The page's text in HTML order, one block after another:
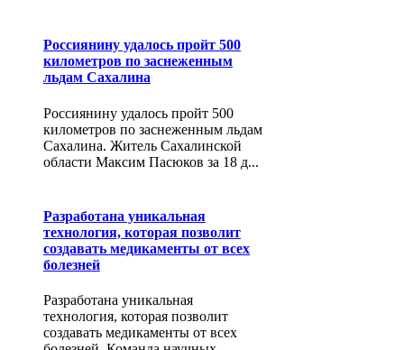
Россиянину удалось пройт 500
километров по заснеженным
льдам Сахалина
Россиянину удалось пройт 500
километров по заснеженным льдам
Сахалина. Житель Сахалинской
области Максим Пасюков за 18 д...
Разработана уникальная
технология, которая позволит
создавать медикаменты от всех
болезней
Разработана уникальная
технология, которая позволит
создавать медикаменты от всех